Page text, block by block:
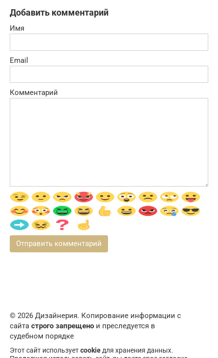
Добавить комментарий
Имя
Email
Комментарий
© 2026 Дизайнерия. Копирование информации с
сайта строго запрещено и преследуется в
судебном порядке
Этот сайт используетcookie для хранения данных.